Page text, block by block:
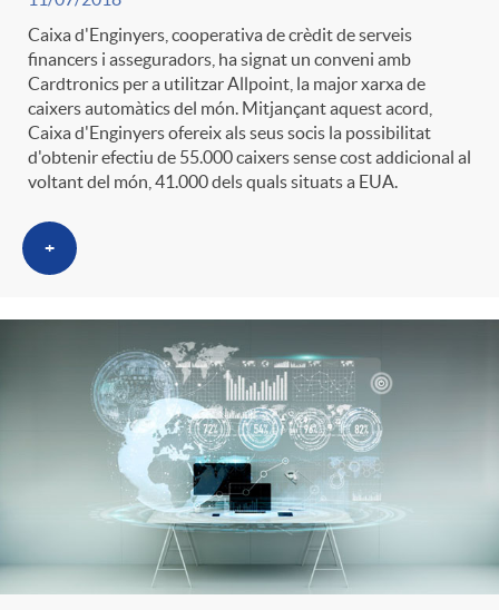
Caixa d'Enginyers, cooperativa de crèdit de serveis
financers i asseguradors, ha signat un conveni amb
Cardtronics per a utilitzar Allpoint, la major xarxa de
caixers automàtics del món. Mitjançant aquest acord,
Caixa d'Enginyers ofereix als seus socis la possibilitat
d'obtenir efectiu de 55.000 caixers sense cost addicional al
voltant del món, 41.000 dels quals situats a EUA.
+